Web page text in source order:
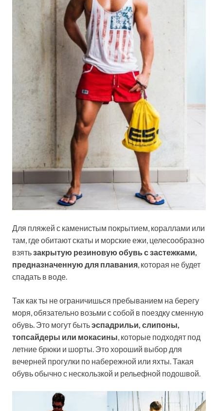
Для пляжей с каменистым покрытием, кораллами или
там, где обитают скаты и морские ежи, целесообразно
взятьзакрытую резиновую обувь с застежками,
предназначенную для плавания, которая не будет
спадать в воде.
Так как ты не ограничишься пребыванием на берегу
моря, обязательно возьми с собой в поездку сменную
обувь. Это могут бытьэспадрильи, слипоны,
топсайдеры или мокасины, которые подходят под
летние брюки и шорты. Это хороший выбор для
вечерней прогулки по набережной или яхты. Такая
обувь обычно с нескользкой и рельефной подошвой.